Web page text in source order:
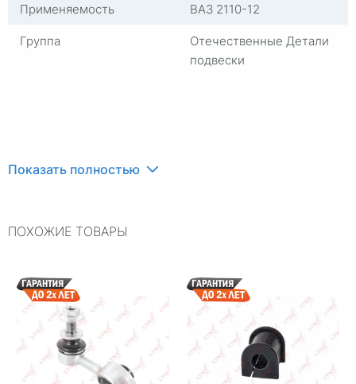
Применяемость
ВАЗ 2110-12
Группа
Отечественные Детали
подвески
Показать полностью
ПОХОЖИЕ ТОВАРЫ